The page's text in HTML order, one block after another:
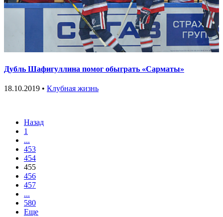
Дубль Шафигуллина помог обыграть «Сарматы»
18.10.2019 • Клубная жизнь
Назад
1
...
453
454
455
456
457
...
580
Еще